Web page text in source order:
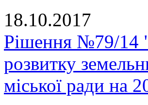
18.10.2017
Рішення №79/14
розвитку
міської ради на